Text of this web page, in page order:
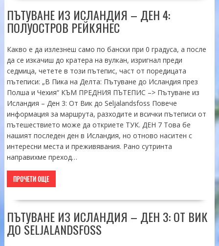
ПЪТУВАНЕ ИЗ ИСЛАНДИЯ – ДЕН 4:
ПОЛУОСТРОВ РЕЙКЯНЕС
Какво е да излезнеш само по бански при 0 градуса, а после
да се изкачиш до кратера на вулкан, изригнал преди
седмица, четете в този пътепис, част от поредицата
пътеписи: „В Пика на Делта: Пътуване до Исландия през
Полша и Чехия“ КЪМ ПРЕДНИЯ ПЪТЕПИС –> Пътуване из
Исландия – Ден 3: От Вик до Seljalandsfoss Повече
информация за маршрута, разходите и всички пътеписи от
пътешествието може да откриете ТУК. ДЕН 7 Това бе
нашият последен ден в Исландия, но отново наситен с
интересни места и преживявания. Рано сутринта
направихме преход…
ПРОЧЕТИ ОЩЕ
ПЪТУВАНЕ ИЗ ИСЛАНДИЯ – ДЕН 3: ОТ ВИК
ДО SELJALANDSFOSS